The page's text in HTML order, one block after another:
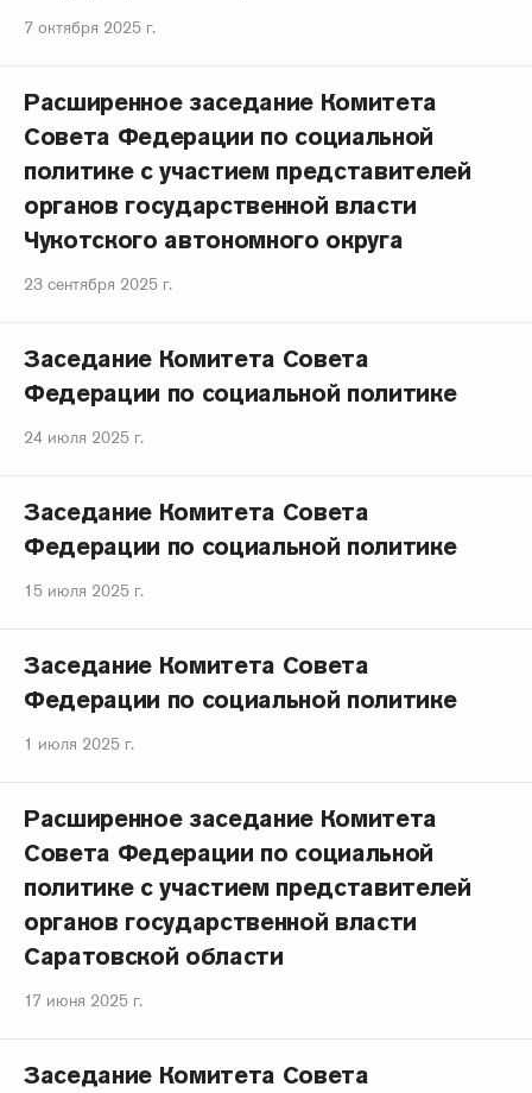
7 октября 2025 г.
Расширенное заседание Комитета
Совета Федерации по социальной
политике с участием представителей
органов государственной власти
Чукотского автономного округа
23 сентября 2025 г.
Заседание Комитета Совета
Федерации по социальной политике
24 июля 2025 г.
Заседание Комитета Совета
Федерации по социальной политике
15 июля 2025 г.
Заседание Комитета Совета
Федерации по социальной политике
1 июля 2025 г.
Расширенное заседание Комитета
Совета Федерации по социальной
политике с участием представителей
органов государственной власти
Саратовской области
17 июня 2025 г.
Заседание Комитета Совета